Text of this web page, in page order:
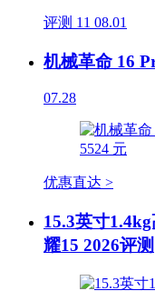
评测 11 08.01
机械革命 16
07.28
优惠直达 >
15.3英寸
耀15 2026评测